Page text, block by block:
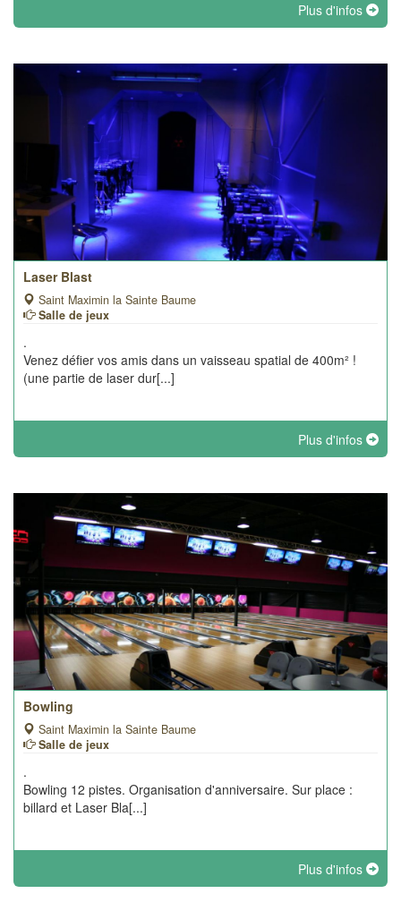
Plus d'infos
Laser Blast
Saint Maximin la Sainte Baume
Salle de jeux
.
Venez défier vos amis dans un vaisseau spatial de 400m² !
(une partie de laser dur[...]
Plus d'infos
Bowling
Saint Maximin la Sainte Baume
Salle de jeux
.
Bowling 12 pistes. Organisation d'anniversaire. Sur place :
billard et Laser Bla[...]
Plus d'infos